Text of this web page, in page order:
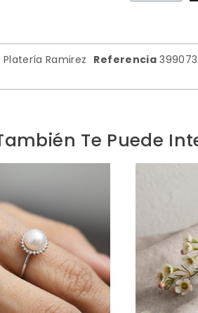
Platería Ramirez Referencia 399073
Te Puede